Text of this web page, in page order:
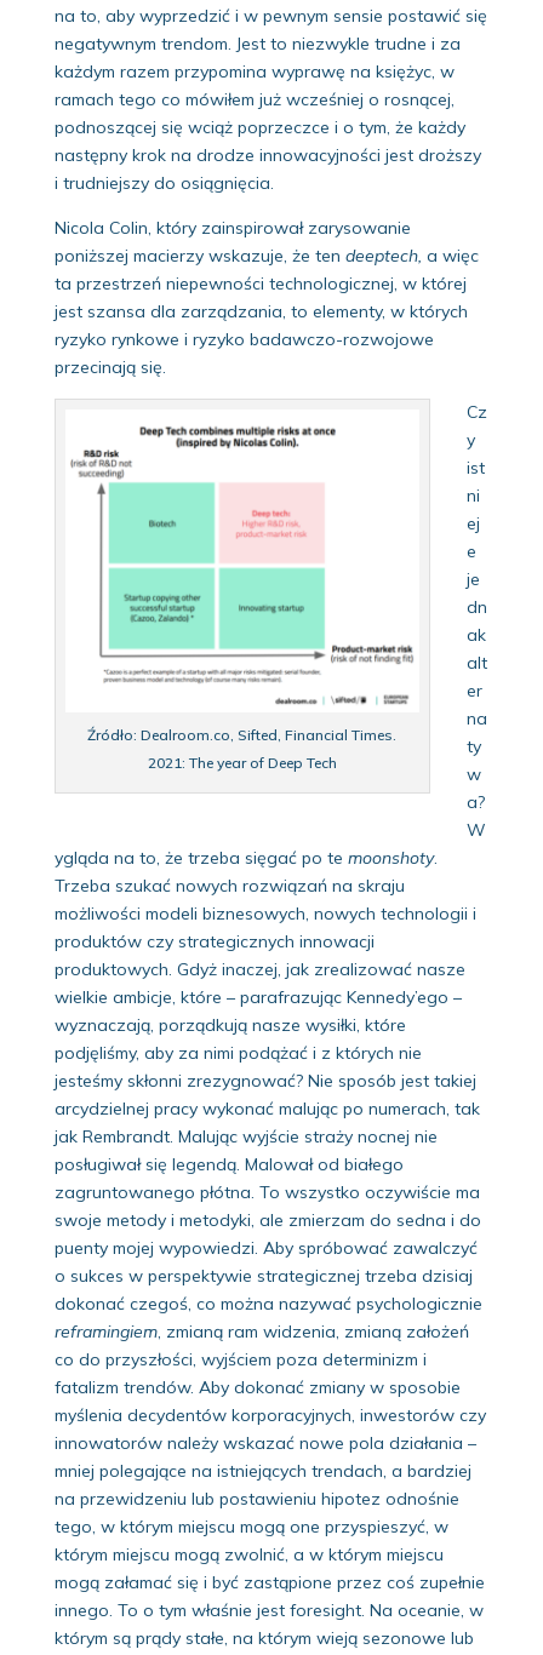
na to, aby wyprzedzić i w pewnym sensie postawić się
negatywnym trendom. Jest to niezwykle trudne i za
każdym razem przypomina wyprawę na księżyc, w
ramach tego co mówiłem już wcześniej o rosnącej,
podnoszącej się wciąż poprzeczce i o tym, że każdy
następny krok na drodze innowacyjności jest droższy
i trudniejszy do osiągnięcia.
Nicola Colin, który zainspirował zarysowanie
poniższej macierzy wskazuje, że ten deeptech, a więc
ta przestrzeń niepewności technologicznej, w której
jest szansa dla zarządzania, to elementy, w których
ryzyko rynkowe i ryzyko badawczo-rozwojowe
przecinają się.
Źródło: Dealroom.co, Sifted, Financial Times.
2021: The year of Deep Tech
Cz
y
ist
ni
ej
e
je
dn
ak
alt
er
na
ty
w
a?
W
ygląda na to, że trzeba sięgać po te moonshoty.
Trzeba szukać nowych rozwiązań na skraju
możliwości modeli biznesowych, nowych technologii i
produktów czy strategicznych innowacji
produktowych. Gdyż inaczej, jak zrealizować nasze
wielkie ambicje, które – parafrazując Kennedy’ego –
wyznaczają, porządkują nasze wysiłki, które
podjęliśmy, aby za nimi podążać i z których nie
jesteśmy skłonni zrezygnować? Nie sposób jest takiej
arcydzielnej pracy wykonać malując po numerach, tak
jak Rembrandt. Malując wyjście straży nocnej nie
posługiwał się legendą. Malował od białego
zagruntowanego płótna. To wszystko oczywiście ma
swoje metody i metodyki, ale zmierzam do sedna i do
puenty mojej wypowiedzi. Aby spróbować zawalczyć
o sukces w perspektywie strategicznej trzeba dzisiaj
dokonać czegoś, co można nazywać psychologicznie
reframingiem, zmianą ram widzenia, zmianą założeń
co do przyszłości, wyjściem poza determinizm i
fatalizm trendów. Aby dokonać zmiany w sposobie
myślenia decydentów korporacyjnych, inwestorów czy
innowatorów należy wskazać nowe pola działania –
mniej polegające na istniejących trendach, a bardziej
na przewidzeniu lub postawieniu hipotez odnośnie
tego, w którym miejscu mogą one przyspieszyć, w
którym miejscu mogą zwolnić, a w którym miejscu
mogą załamać się i być zastąpione przez coś zupełnie
innego. To o tym właśnie jest foresight. Na oceanie, w
którym są prądy stałe, na którym wieją sezonowe lub